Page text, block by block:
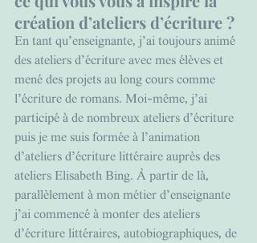
création d’ateliers d’écriture ?
En tant qu’enseignante, j’ai toujours animé
des ateliers d’écriture avec mes élèves et
mené des projets au long cours comme
l’écriture de romans. Moi-même, j’ai
participé à de nombreux ateliers d’écriture
puis je me suis formée à l’animation
d’ateliers d’écriture littéraire auprès des
ateliers Elisabeth Bing. À partir de là,
parallèlement à mon métier d’enseignante
j’ai commencé à monter des ateliers
d’écriture littéraires, autobiographiques, de